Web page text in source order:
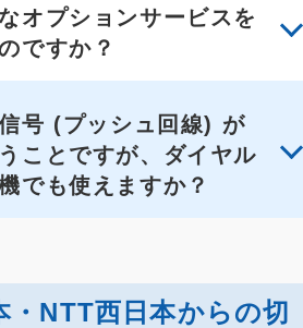
オプションサービスを
ですか？
号 (プッシュ回線) が
ことですが、ダイヤル
でも使えますか？
・NTT西日本からの切